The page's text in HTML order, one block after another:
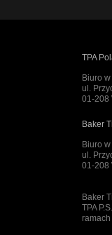
TPA
Biuro
ul.
01-208
Baker
Biuro
ul.
01-208
Baker
TPA